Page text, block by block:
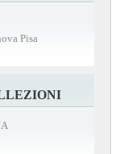
Pisa